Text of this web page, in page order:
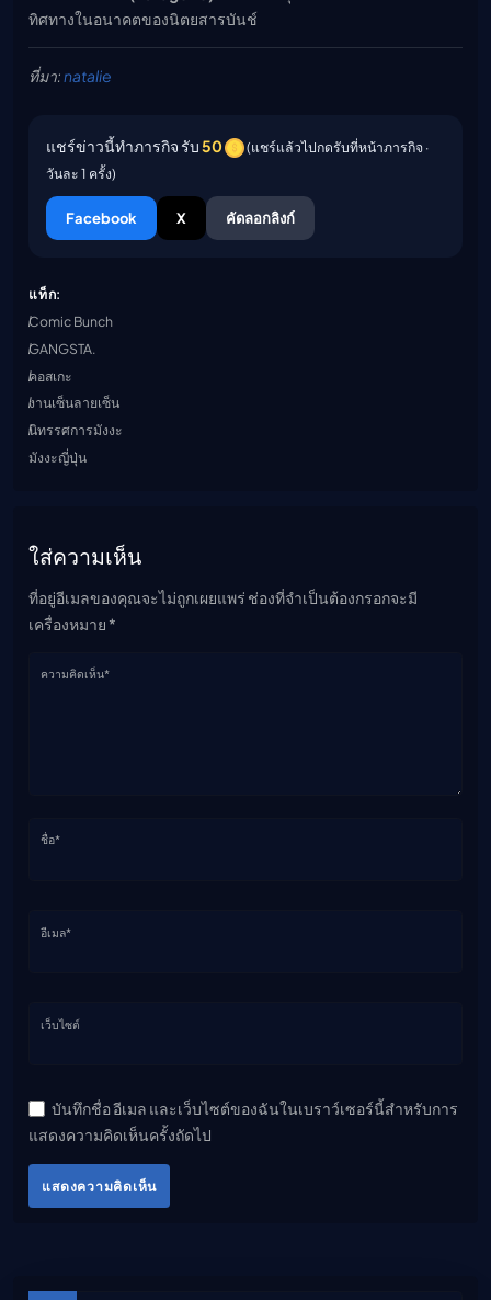
ทิศทางในอนาคตของนิตยสารบันช์
ที่มา: natalie
แชร์ข่าวนี้ทำภารกิจ รับ50
(แชร์แล้วไปกดรับที่หน้าภารกิจ ·
วันละ 1 ครั้ง)
Facebook X คัดลอกลิงก์
แท็ก:
Comic Bunch
GANGSTA.
คอสเกะ
งานเซ็นลายเซ็น
นิทรรศการมังงะ
มังงะญี่ปุ่น
ใส่ความเห็น
ที่อยู่อีเมลของคุณจะไม่ถูกเผยแพร่ ช่องที่จำเป็นต้องกรอกจะมี
เครื่องหมาย *
ความคิดเห็น*
ชื่อ*
อีเมล*
เว็บไซต์
บันทึกชื่อ อีเมล และเว็บไซต์ของฉันในเบราว์เซอร์นี้สำหรับการ
แสดงความคิดเห็นครั้งถัดไป
แสดงความคิดเห็น
บทความย่อย